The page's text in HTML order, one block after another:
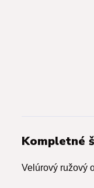
Kompletné
Velúrový ružový